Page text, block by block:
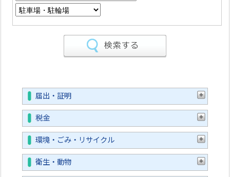
届出・証明
税金
環境・ごみ・リサイクル
衛生・動物